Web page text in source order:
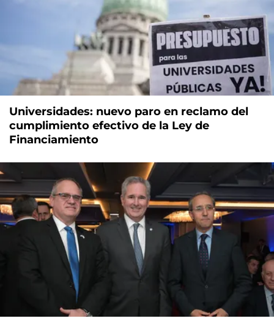
Universidades: nuevo paro en reclamo del
cumplimiento efectivo de la Ley de
Financiamiento